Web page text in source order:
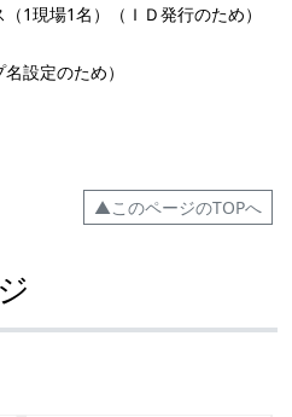
1現場1名）（ＩＤ発行のため）
設定のため）
▲このページのTOPへ